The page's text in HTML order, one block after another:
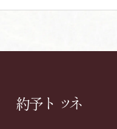
ネット予約